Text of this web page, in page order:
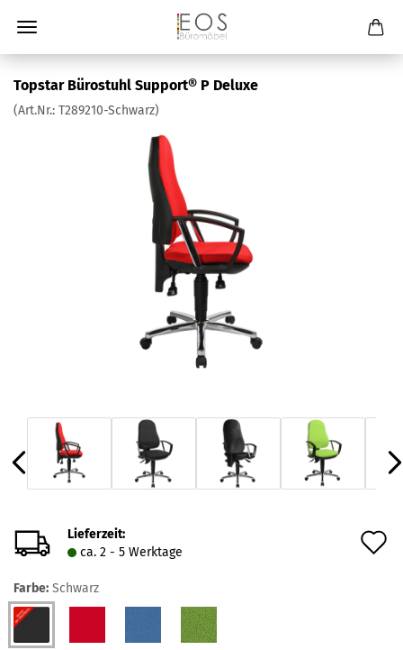
Topstar Bürostuhl Support® P Deluxe
(Art.Nr.: T289210-Schwarz)
Lieferzeit:
ca. 2 - 5 Werktage
Farbe: Schwarz